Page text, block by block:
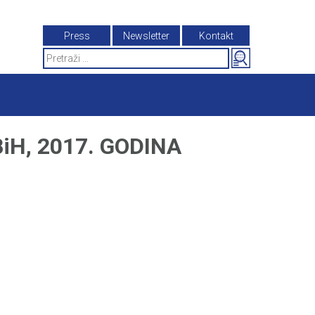
Press Newsletter
Kontakt
Search
for:
2017. GODINA